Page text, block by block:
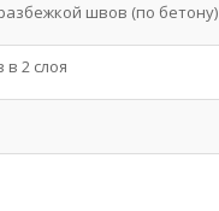
швов (по бетону)
2 слоя